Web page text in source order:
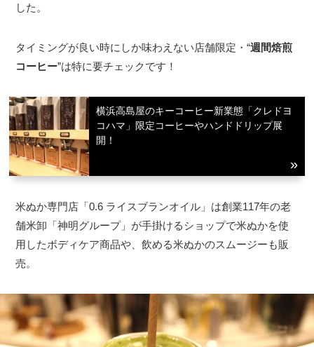
した。
タイミングが良い時にしか味わえない店舗限定・“週間焙煎
コーヒー”は特に要チェックです！
横浜高島屋のキーコーヒー新業態「クレドヨ
コハマ」限定コーヒーやハンドドリップ展
開！
米ぬか専門店「0.6 ライスブランオイル」は創業117年の老
舗米卸「神明グループ」が手掛けるショップで米ぬかを使
用したボディケア商品や、飲める米ぬかのスムージーも販
売。
観光ガイド
ランキング
ブログ記事